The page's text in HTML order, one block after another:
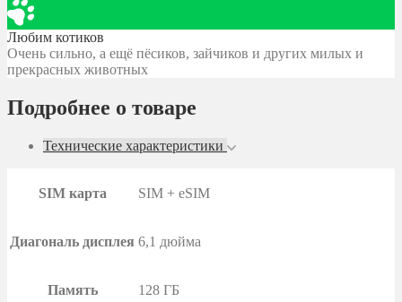
Любим котиков
Очень сильно, а ещё пёсиков, зайчиков и других милых и
прекрасных животных
Подробнее о товаре
Технические характеристики
SIM карта SIM + eSIM
Диагональ дисплея 6,1 дюйма
Память 128 ГБ